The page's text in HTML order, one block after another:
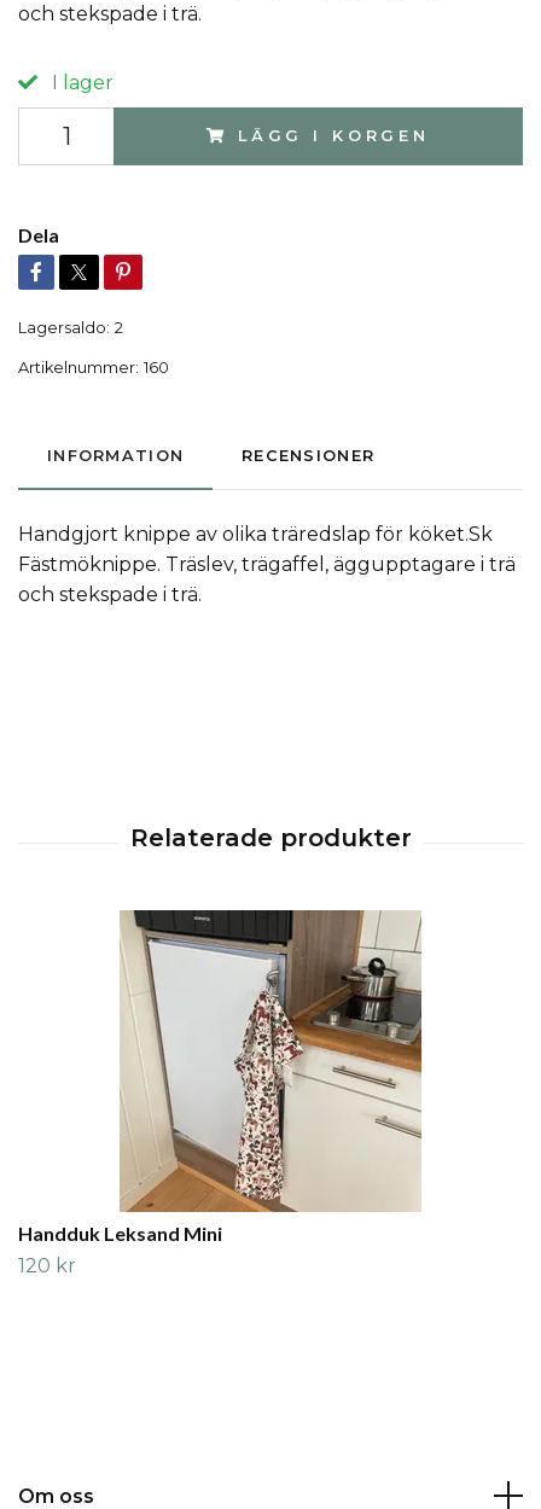
och stekspade i trä.
I lager
LÄGG I KORGEN
Dela
Lagersaldo: 2
Artikelnummer: 160
INFORMATION RECENSIONER
Handgjort knippe av olika träredslap för köket.Sk
Fästmöknippe. Träslev, trägaffel, äggupptagare i trä
och stekspade i trä.
Handduk Leksand Mini
120 kr
Om oss